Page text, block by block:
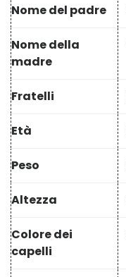
Nome del padre
Nome della
madre
Fratelli
Età
Peso
Altezza
Colore dei
capelli